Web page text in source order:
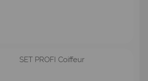
1 2 3 4
SET PROFI Coiffeur